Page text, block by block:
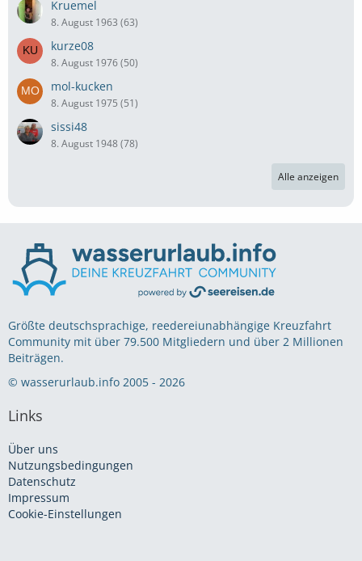
Kruemel
8. August 1963 (63)
kurze08
8. August 1976 (50)
mol-kucken
8. August 1975 (51)
sissi48
8. August 1948 (78)
Alle anzeigen
Größte deutschsprachige, reedereiunabhängige Kreuzfahrt
Community mit über 79.500 Mitgliedern und über 2 Millionen
Beiträgen.
© wasserurlaub.info 2005 - 2026
Links
Über uns
Nutzungsbedingungen
Datenschutz
Impressum
Cookie-Einstellungen